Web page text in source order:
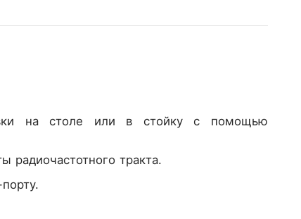
на столе или в стойку с помощью
радиочастотного тракта.